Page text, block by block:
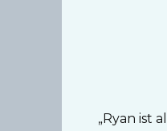
„Ryan ist